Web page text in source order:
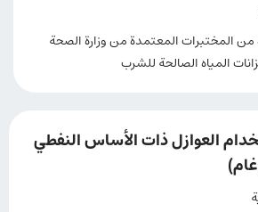
المختبرات المعتمدة من وزارة الصحة
المياه الصالحة للشرب
العوازل ذات الأساس النفطي